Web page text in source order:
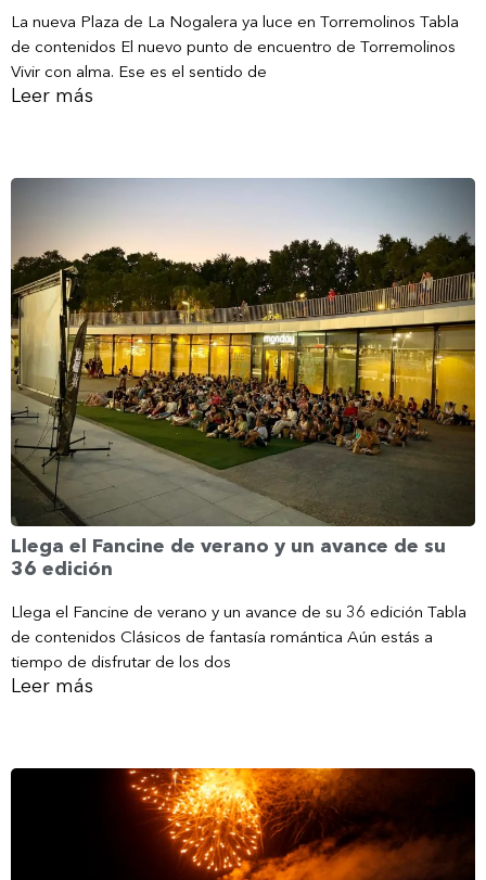
La nueva Plaza de La Nogalera ya luce en Torremolinos Tabla
de contenidos El nuevo punto de encuentro de Torremolinos
Vivir con alma. Ese es el sentido de
Leer más
Llega el Fancine de verano y un avance de su
36 edición
Llega el Fancine de verano y un avance de su 36 edición Tabla
de contenidos Clásicos de fantasía romántica Aún estás a
tiempo de disfrutar de los dos
Leer más